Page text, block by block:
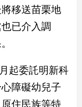
移送苗栗地
已介入調
起委託明新科
障礙幼兒子
住民族等特